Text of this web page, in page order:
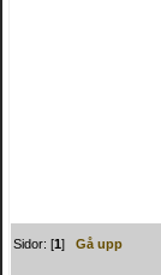
Sidor: [1]Gå upp